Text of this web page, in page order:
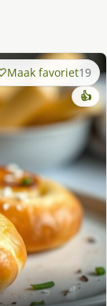
Maak favoriet19
👍